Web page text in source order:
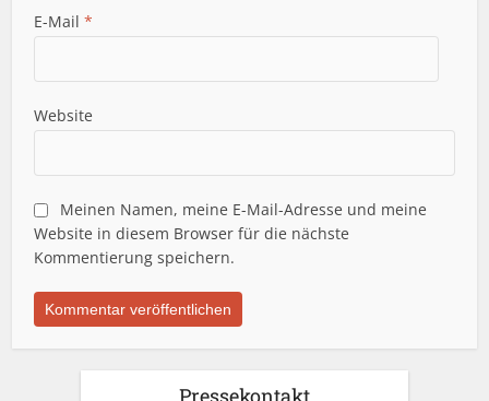
E-Mail*
Website
Meinen Namen, meine E-Mail-Adresse und meine
Website in diesem Browser für die nächste
Kommentierung speichern.